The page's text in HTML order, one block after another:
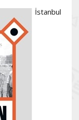
İstanbul